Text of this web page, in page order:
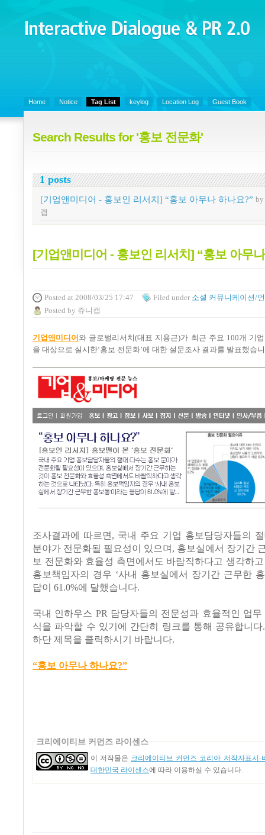
Interactive Dialogue &
PR 2.0
Home Notice Tag List keylog Location Log Guest Book
Search Results for '홍보 전문화'
1 posts
[기업앤미디어 - 홍보인 리서치] “홍보 아무나 하나요?” by
캡
[기업앤미디어 - 홍보인 리서치] “홍보 아무
Posted at 2008/03/25 17:47 Filed under 소셜 커뮤니케이션/
Posted by 쥬니캡
기업앤미디어 와 글로벌리서치(대표 지용근)가 최근 주요 100개 기
을 대상으로 실시한‘홍보 전문화’에 대한 설문조사 결과를 발표했습
조사결과에 따르면, 국내 주요 기업 홍보담당자들의
분야가 전문화될 필요성이 있으며, 홍보실에서 장기간
보 전문화와 효율성 측면에서도 바람직하다고 생각하
홍보책임자의 경우 ‘사내 홍보실에서 장기간 근무한
답이 61.0%에 달했습니다.
국내 인하우스 PR 담당자들의 전문성과 효율적인 업
식을 파악할 수 있기에 간단히 링크를 통해 공유합니
하단 제목을 클릭하시기 바랍니다.
“홍보 아무나 하나요?”
크리에이티브 커먼즈 라이센스
이 저작물은 크리에이티브 커먼즈 코리아 저작자표시-
대한민국 라이센스에 따라 이용하실 수 있습니다.